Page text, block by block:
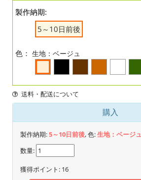
製作納期:
5～10日前後
色： 生地：ベージュ
送料・配送について
購入
製作納期:5～10日前後, 色:生地：ベージュ
数量:
獲得ポイント: 16